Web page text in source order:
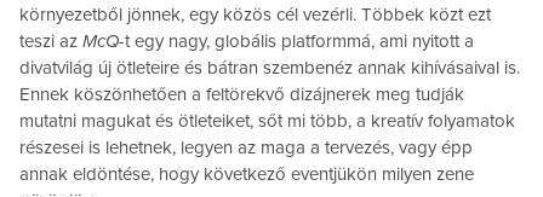
környezetből jönnek, egy közös cél vezérli. Többek közt ezt
teszi az McQ-t egy nagy, globális platformmá, ami nyitott a
divatvilág új ötleteire és bátran szembenéz annak kihívásaival is.
Ennek köszönhetően a feltörekvő dizájnerek meg tudják
mutatni magukat és ötleteiket, sőt mi több, a kreatív folyamatok
részesei is lehetnek, legyen az maga a tervezés, vagy épp
annak eldöntése, hogy következő eventjükön milyen zene